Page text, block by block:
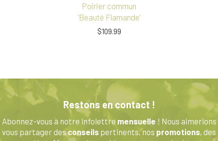
Poirier commun
‘Beauté Flamande’
$109.99
plusieurs
variations.
options
peuvent
être
Restons en contact !
Abonnez-vous à notre infolettre mensuelle ! Nous aimerions
vous partager desconseils pertinents, nos promotions, des